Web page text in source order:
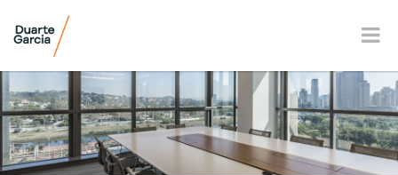
APRESENTAÇÃO
BR EN FR